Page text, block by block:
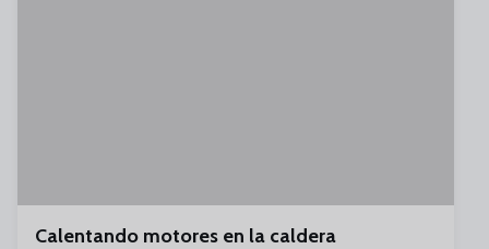
Calentando motores en la caldera